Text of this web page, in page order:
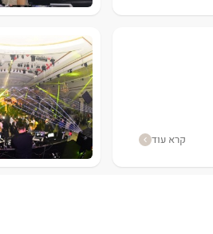
קרא עוד